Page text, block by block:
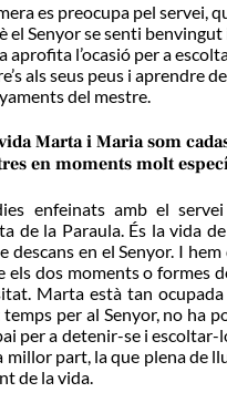
es preocupa pel servei,
el Senyor se senti benvingut
aprofita l’ocasió per a
als seus peus i aprendre
del mestre.
Marta i Maria som
en moments molt
enfeinats amb el
de la Paraula. És la vida
descans en el Senyor. I hem
els dos moments o formes
Marta està tan
per al Senyor, no ha
per a detenir-se i escoltar-
millor part, la que plena de
de la vida.